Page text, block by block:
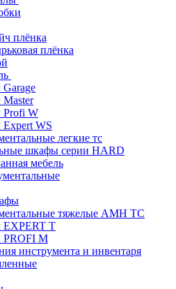
плёнка
плёнка
Garage
Master
Profi W
Expert WS
легкие тс
шкафы серии HARD
мебель
тяжелые AMH TC
EXPERT T
PROFI M
инструмента и инвентаря